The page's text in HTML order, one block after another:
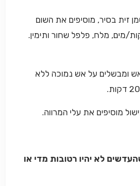
זית בסיר, מוסיפים את השום
מים, מלח, פלפל שחור ותימין.
ומבשלים על אש נמוכה ללא
לא יהיו רטובות מדי או